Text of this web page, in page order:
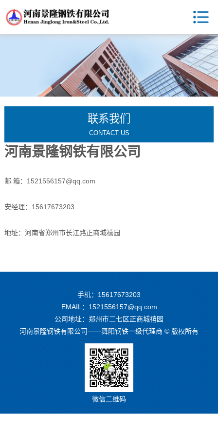
联系我们
CONTACT US
河南景隆钢铁有限公司
邮 箱：1521556157@qq.com
安经理：15617673203
地址：河南省郑州市长江路正商城禧园
手机：15617673203
EMAIL：1521556157@qq.com
公司地址：郑州市二七区正商城禧园
河南景隆钢铁有限公司——舞阳钢铁一级代理商 © 版权所有
微信二维码